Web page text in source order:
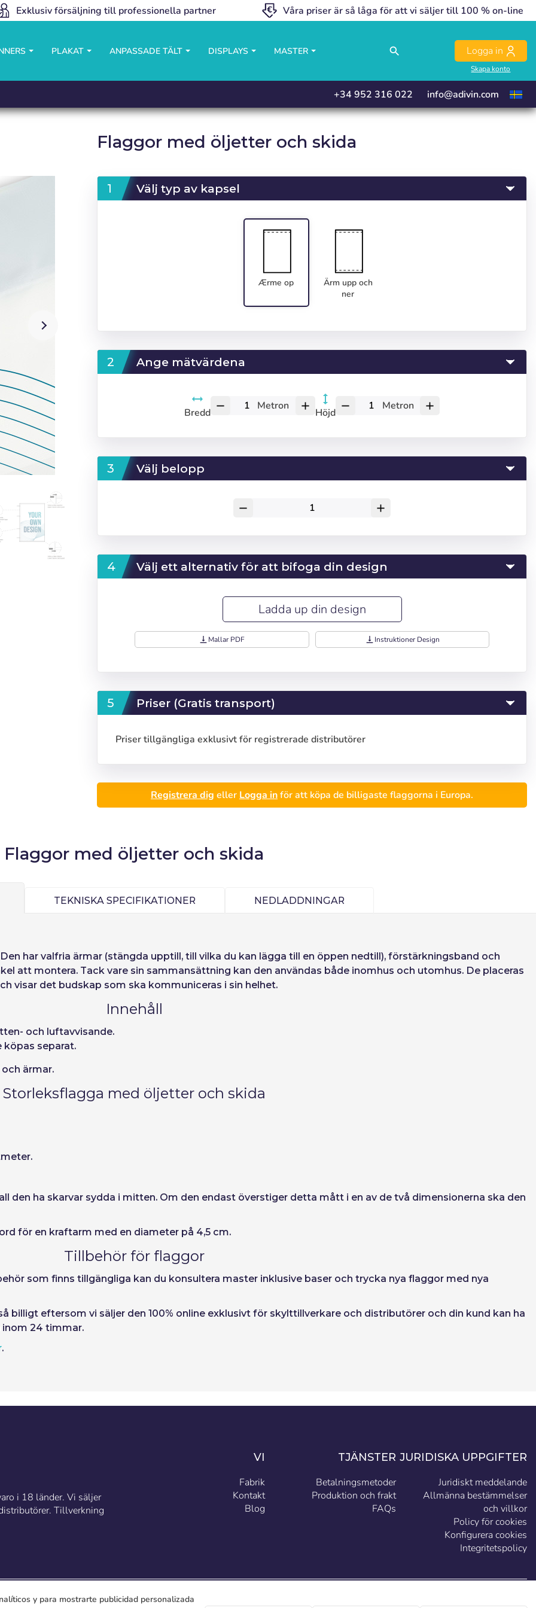
Exklusiv försäljning till professionella partner Våra priser är så låga för att vi säljer till 100 % on-line
PLAKAT ANPASSADE TÄLT DISPLAYS MASTER search Logga in
Skapa konto
close
Ja Nej
Tillgång
+34 952 316 022 info@adivin.com
close
Sverige Denmark Slovenija
Flaggor med öljetter och skida
Välj typ av kapsel
Ærme op
Ärm upp och
ner
Ange mätvärdena
Bredd
Metron
remove add
Höjd
Metron
remove add
Välj belopp
remove add
Välj ett alternativ för att bifoga din design
Ladda up din design
vertical_align_bottom Mallar PDF vertical_align_bottom Instruktioner Design
Priser (Gratis transport)
Priser tillgängliga exklusivt för registrerade distributörer
Registrera dig eller Logga inför att köpa de billigaste flaggorna i Europa.
Flaggor med öljetter och skida
TEKNISKA SPECIFIKATIONER NEDLADDNINGAR
har valfria ärmar (stängda upptill, till vilka du kan lägga till en öppen nedtill), förstärkningsband och
att montera. Tack vare sin sammansättning kan den användas både inomhus och utomhus. De placeras
visar det budskap som ska kommuniceras i sin helhet.
Innehåll
och luftavvisande.
köpas separat.
ärmar.
Storleksflagga med öljetter och skida
den ha skarvar sydda i mitten. Om den endast överstiger detta mått i en av de två dimensionerna ska den
för en kraftarm med en diameter på 4,5 cm.
Tillbehör för flaggor
som finns tillgängliga kan du konsultera master inklusive baser och trycka nya flaggor med nya
billigt eftersom vi säljer den 100% online exklusivt för skylttillverkare och distributörer och din kund kan ha
inom 24 timmar.
.
Precios por unidad
close
Från1 −1,00 €
Añadiendo producto al carrito
Espera, por favor
número de elementos a diseñar
close
i 18 länder. Vi säljer
Tillverkning
VI
Fabrik
Kontakt
Blog
TJÄNSTER
Betalningsmetoder
Produktion och frakt
FAQs
JURIDISKA UPPGIFTER
Juridiskt meddelande
Allmänna bestämmelser
och villkor
Policy för cookies
Konfigurera cookies
Integritetspolicy
Espere, por favor
y para mostrarte publicidad personalizada